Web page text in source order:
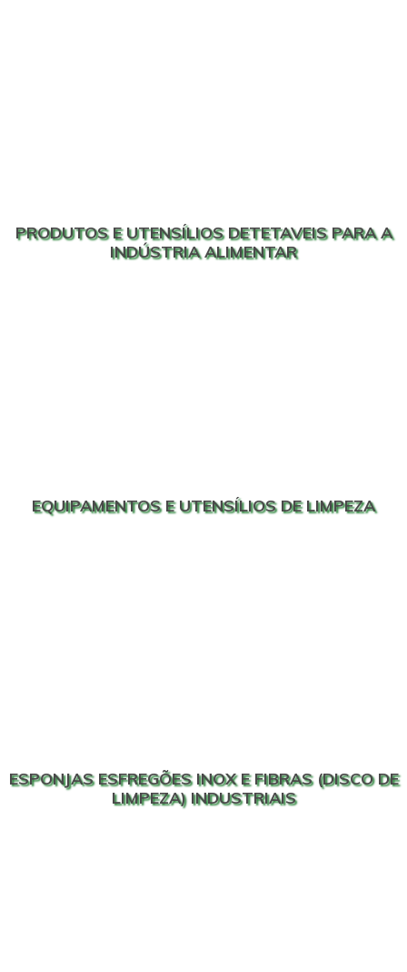
PRODUTOS E UTENSÍLIOS DETETAVEIS PARA A
INDÚSTRIA ALIMENTAR
EQUIPAMENTOS E UTENSÍLIOS DE LIMPEZA
ESPONJAS ESFREGÕES INOX E FIBRAS (DISCO DE
LIMPEZA) INDUSTRIAIS